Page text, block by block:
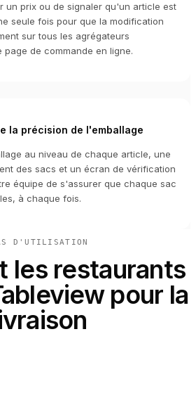
un prix ou de signaler qu'un article est
seule fois pour que la modification
sur tous les agrégateurs
de commande en ligne.
la précision de l'emballage
au niveau de chaque article, une
des sacs et un écran de vérification
équipe de s'assurer que chaque sac
à chaque fois.
D'UTILISATION
les restaurants
pour la